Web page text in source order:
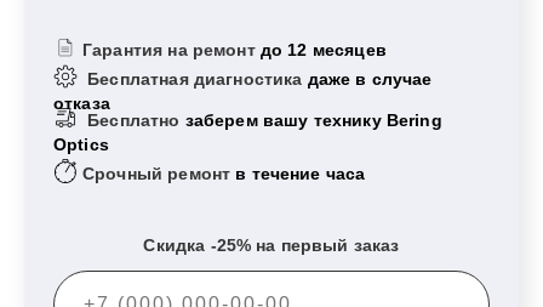
Гарантия на ремонт до 12 месяцев
Бесплатная диагностика даже в случае
отказа
Бесплатно заберем вашу технику Bering
Optics
Срочный ремонт в течение часа
Скидка -25% на первый заказ